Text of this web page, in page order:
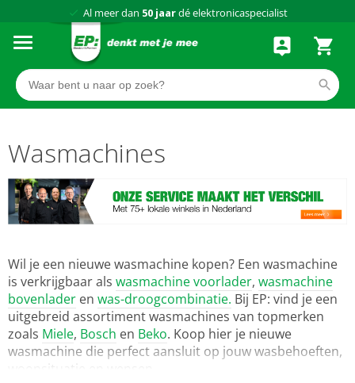
Al meer dan 50 jaardé elektronicaspecialist
Wasmachines
Wil je een nieuwe wasmachine kopen? Een wasmachine
is verkrijgbaar als wasmachine voorlader, wasmachine
bovenlader en was-droogcombinatie. Bij EP: vind je een
uitgebreid assortiment wasmachines van topmerken
zoals Miele, Bosch en Beko. Koop hier je nieuwe
wasmachine die perfect aansluit op jouw wasbehoeften,